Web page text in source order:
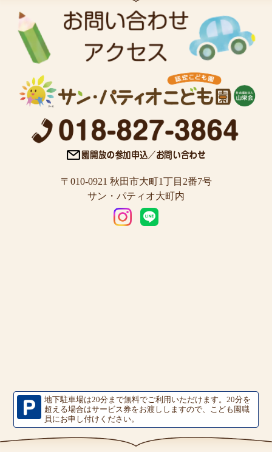
〒010-0921 秋田市大町1丁目2番7号
サン・パティオ大町内
地下駐車場は20分まで無料でご利用いただけます。20分を
超える場合はサービス券をお渡ししますので、こども園職
員にお申し付けください。